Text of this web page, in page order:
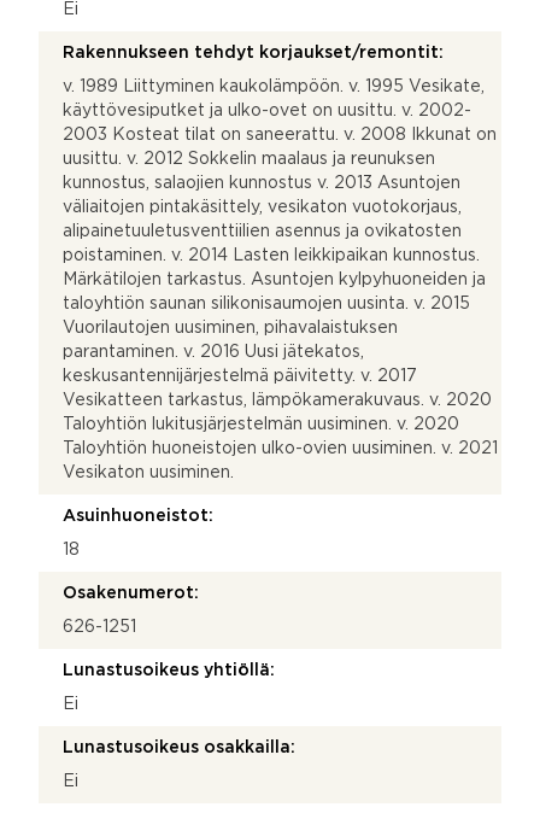
Ei
Rakennukseen tehdyt korjaukset/remontit:
v. 1989 Liittyminen kaukolämpöön. v. 1995 Vesikate,
käyttövesiputket ja ulko-ovet on uusittu. v. 2002-
2003 Kosteat tilat on saneerattu. v. 2008 Ikkunat on
uusittu. v. 2012 Sokkelin maalaus ja reunuksen
kunnostus, salaojien kunnostus v. 2013 Asuntojen
väliaitojen pintakäsittely, vesikaton vuotokorjaus,
alipainetuuletusventtiilien asennus ja ovikatosten
poistaminen. v. 2014 Lasten leikkipaikan kunnostus.
Märkätilojen tarkastus. Asuntojen kylpyhuoneiden ja
taloyhtiön saunan silikonisaumojen uusinta. v. 2015
Vuorilautojen uusiminen, pihavalaistuksen
parantaminen. v. 2016 Uusi jätekatos,
keskusantennijärjestelmä päivitetty. v. 2017
Vesikatteen tarkastus, lämpökamerakuvaus. v. 2020
Taloyhtiön lukitusjärjestelmän uusiminen. v. 2020
Taloyhtiön huoneistojen ulko-ovien uusiminen. v. 2021
Vesikaton uusiminen.
Asuinhuoneistot:
18
Osakenumerot:
626-1251
Lunastusoikeus yhtiöllä:
Ei
Lunastusoikeus osakkailla:
Ei